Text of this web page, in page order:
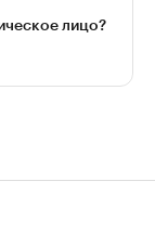
лицо?